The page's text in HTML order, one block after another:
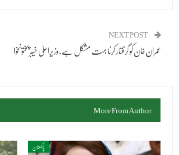
NEXT POST
عمران خان کو گرفتار کرنا بہت مشکل ہے، وزیراعلیٰ خیبرپختونخوا
More From Author
پاکستان